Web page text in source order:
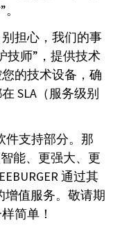
担心，我们的事
技师”，提供技术
的技术设备，确
SLA（服务级别
件支持部分。那
能、更强大、更
通过其
增值服务。敬请期
简单！